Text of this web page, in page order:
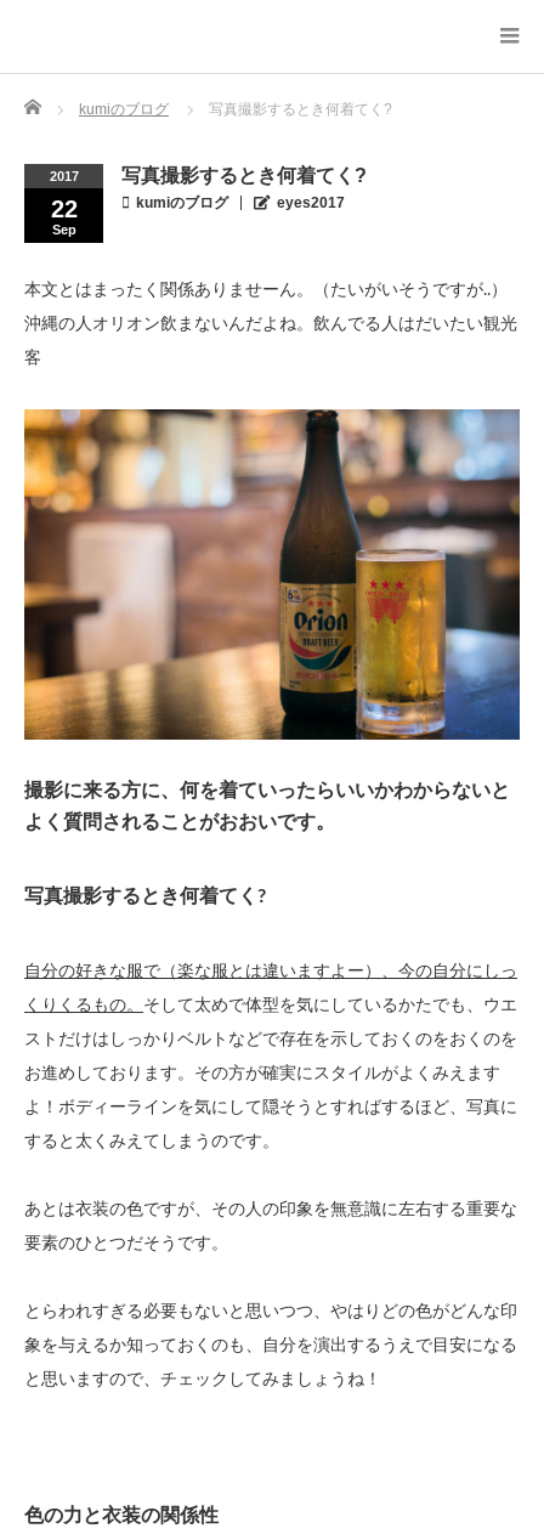
Home kumiのブログ 写真撮影するとき何着てく?
2017
22
Sep
写真撮影するとき何着てく?
kumiのブログ eyes2017
本文とはまったく関係ありませーん。（たいがいそうですが..）
沖縄の人オリオン飲まないんだよね。飲んでる人はだいたい観光
客
撮影に来る方に、何を着ていったらいいかわからないと
よく質問されることがおおいです。
写真撮影するとき何着てく?
自分の好きな服で（楽な服とは違いますよー）、今の自分にしっ
くりくるもの。 そして太めで体型を気にしているかたでも、ウエ
ストだけはしっかりベルトなどで存在を示しておくのをおくのを
お進めしております。その方が確実にスタイルがよくみえます
よ！ボディーラインを気にして隠そうとすればするほど、写真に
すると太くみえてしまうのです。
あとは衣装の色ですが、その人の印象を無意識に左右する重要な
要素のひとつだそうです。
とらわれすぎる必要もないと思いつつ、やはりどの色がどんな印
象を与えるか知っておくのも、自分を演出するうえで目安になる
と思いますので、チェックしてみましょうね！
色の力と衣装の関係性